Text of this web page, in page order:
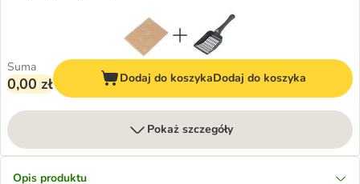
Suma
0,00 zł Dodaj do koszykaDodaj do koszyka
Pokaż szczegóły
Opis produktu